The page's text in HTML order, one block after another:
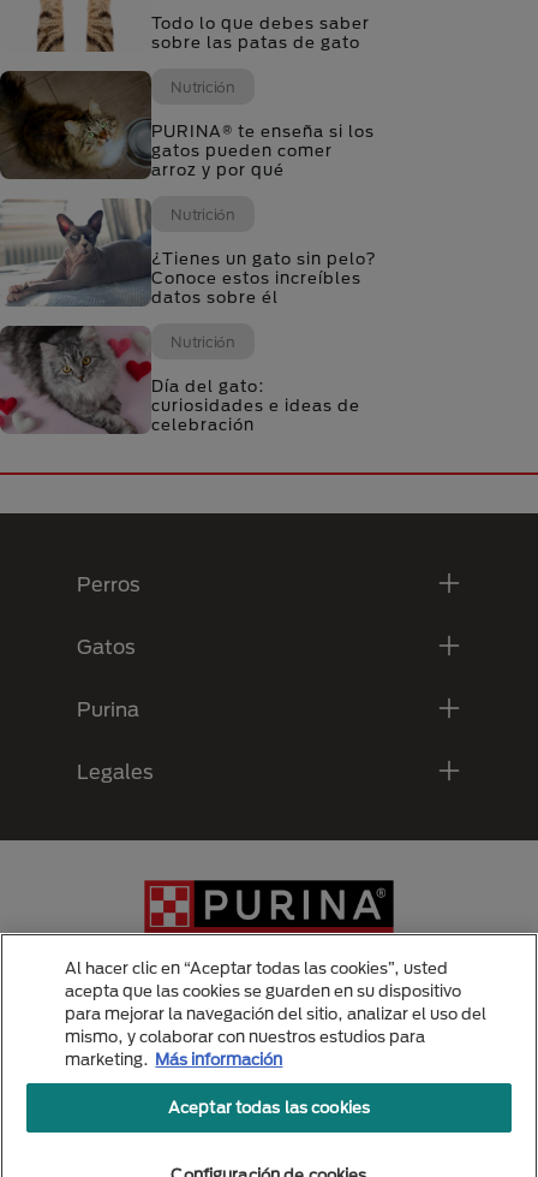
Todo lo que debes saber
sobre las patas de gato
Nutrición
PURINA® te enseña si los
gatos pueden comer
arroz y por qué
Nutrición
¿Tienes un gato sin pelo?
Conoce estos increíbles
datos sobre él
Nutrición
Día del gato:
curiosidades e ideas de
celebración
Perros
Gatos
Purina
Legales
Menu Footer Secundario Purina
All Nestlé Purina trademarks owned by Société des Produits Nestlé S.A.,
Vevey, Switzerland or are used with permission.
Politicas de privacidad
Al hacer clic en “Aceptar todas las cookies”, usted
acepta que las cookies se guarden en su dispositivo
para mejorar la navegación del sitio, analizar el uso del
mismo, y colaborar con nuestros estudios para
marketing. Más información
Aceptar todas las cookies